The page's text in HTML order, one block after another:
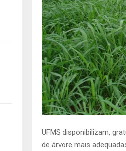
UFMS disponibilizam,
de árvore mais